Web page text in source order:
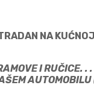
NA
I RUČICE. .